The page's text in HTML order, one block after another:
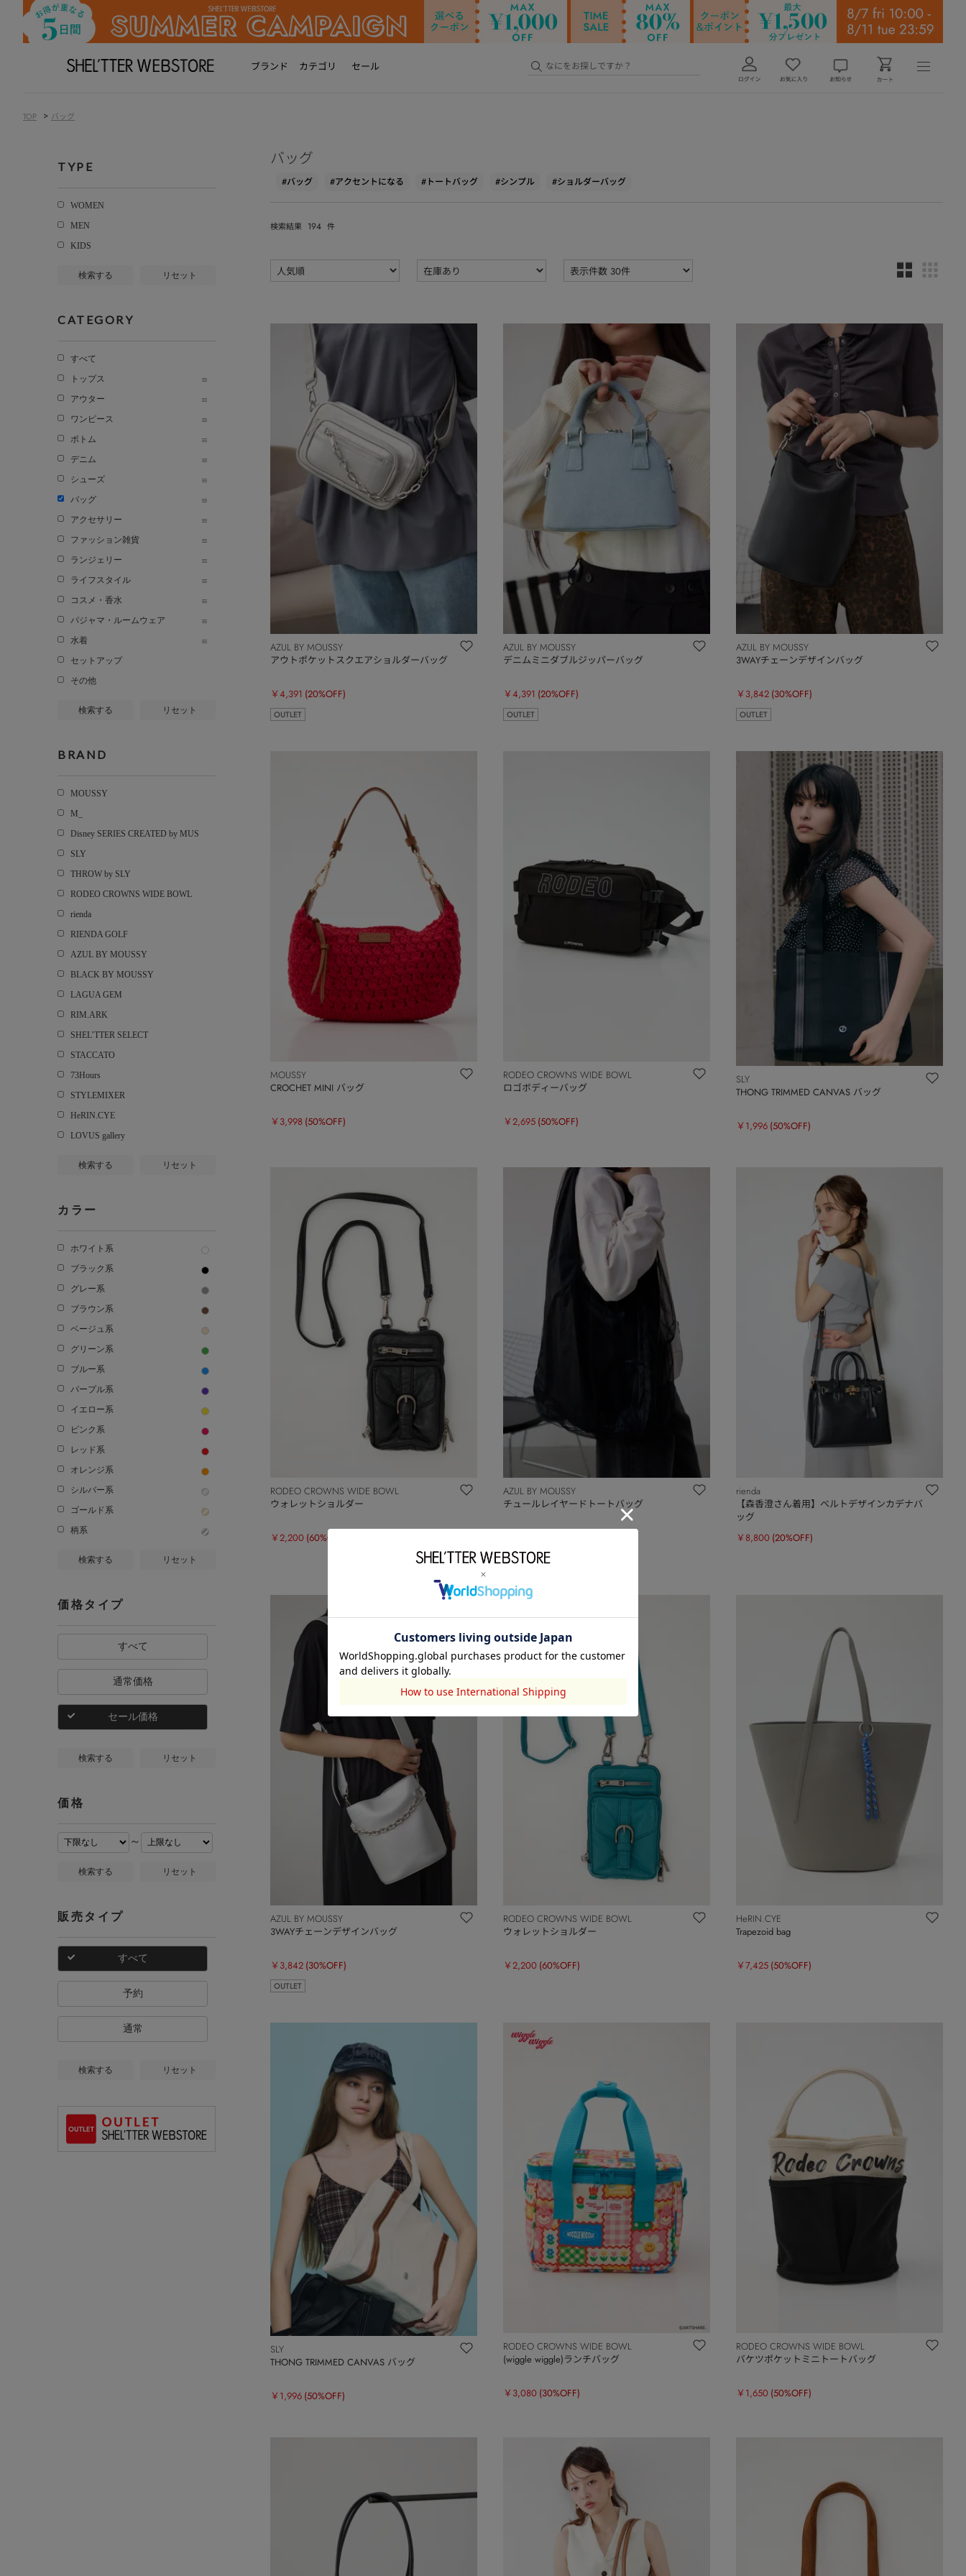
ブランド カテゴリ セール
TOP > バッグ
TYPE
WOMEN
MEN
KIDS
検索する リセット
CATEGORY
すべて
トップス
アウター
ワンピース
ボトム
デニム
シューズ
バッグ
アクセサリー
ファッション雑貨
ランジェリー
ライフスタイル
コスメ・香水
パジャマ・ルームウェア
水着
セットアップ
その他
検索する リセット
BRAND
MOUSSY
M_
Disney SERIES CREATED by MUS
SLY
THROW by SLY
RODEO CROWNS WIDE BOWL
rienda
RIENDA GOLF
AZUL BY MOUSSY
BLACK BY MOUSSY
LAGUA GEM
RIM.ARK
SHEL’TTER SELECT
STACCATO
73Hours
STYLEMIXER
HeRIN.CYE
LOVUS gallery
検索する リセット
カラー
ホワイト系
ブラック系
グレー系
ブラウン系
ベージュ系
グリーン系
ブルー系
パープル系
イエロー系
ピンク系
レッド系
オレンジ系
シルバー系
ゴールド系
柄系
検索する リセット
価格タイプ
すべて
通常価格
セール価格
検索する リセット
価格
～
検索する リセット
販売タイプ
すべて
予約
通常
検索する リセット
バッグ
#バッグ #アクセントになる #トートバッグ #シンプル #ショルダーバッグ
検索結果 194 件
AZUL BY MOUSSY
アウトポケットスクエアショルダーバッグ
￥4,391 (20%OFF)
OUTLET
AZUL BY MOUSSY
デニムミニダブルジッパーバッグ
￥4,391 (20%OFF)
OUTLET
AZUL BY MOUSSY
3WAYチェーンデザインバッグ
￥3,842 (30%OFF)
OUTLET
MOUSSY
CROCHET MINI バッグ
￥3,998 (50%OFF)
RODEO CROWNS WIDE BOWL
ロゴボディーバッグ
￥2,695 (50%OFF)
SLY
THONG TRIMMED CANVAS バッグ
￥1,996 (50%OFF)
RODEO CROWNS WIDE BOWL
ウォレットショルダー
￥2,200 (60%OFF)
AZUL BY MOUSSY
チュールレイヤードトートバッグ
OUTLET
rienda
【森香澄さん着用】ベルトデザインカデナバ
ッグ
￥8,800 (20%OFF)
AZUL BY MOUSSY
3WAYチェーンデザインバッグ
￥3,842 (30%OFF)
OUTLET
RODEO CROWNS WIDE BOWL
ウォレットショルダー
￥2,200 (60%OFF)
HeRIN.CYE
Trapezoid bag
￥7,425 (50%OFF)
SLY
THONG TRIMMED CANVAS バッグ
￥1,996 (50%OFF)
RODEO CROWNS WIDE BOWL
(wiggle wiggle)ランチバッグ
￥3,080 (30%OFF)
RODEO CROWNS WIDE BOWL
バケツポケットミニトートバッグ
￥1,650 (50%OFF)